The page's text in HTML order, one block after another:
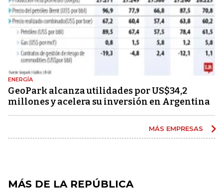
ENERGÍA
GeoPark alcanza utilidades por US$34,2
millones y acelera su inversión en Argentina
MÁS EMPRESAS
MÁS DE LA REPÚBLICA